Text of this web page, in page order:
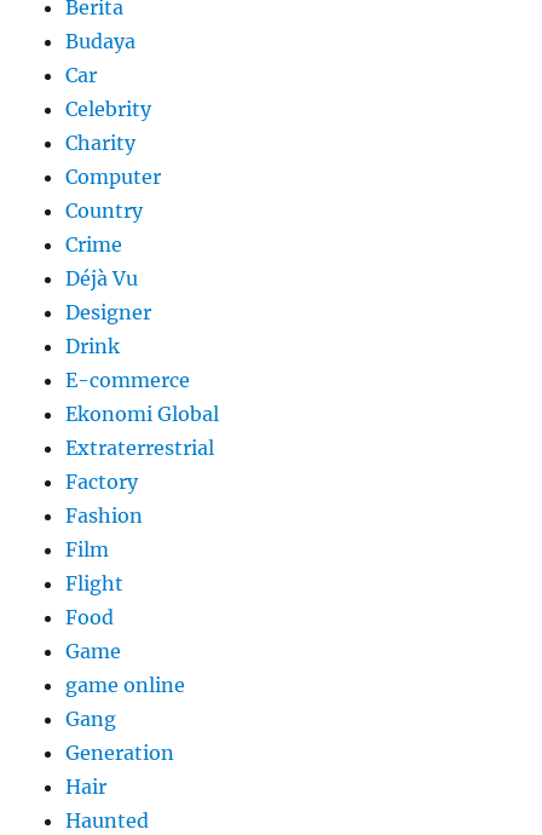
Berita
Budaya
Car
Celebrity
Charity
Computer
Country
Crime
Déjà Vu
Designer
Drink
E-commerce
Ekonomi Global
Extraterrestrial
Factory
Fashion
Film
Flight
Food
Game
game online
Gang
Generation
Hair
Haunted